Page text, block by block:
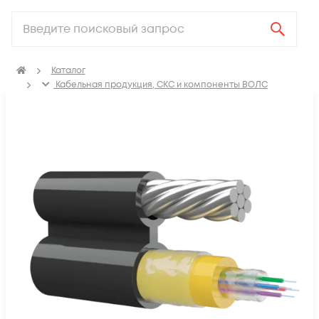
Каталог
Кабельная продукция, СКС и компоненты ВОЛС